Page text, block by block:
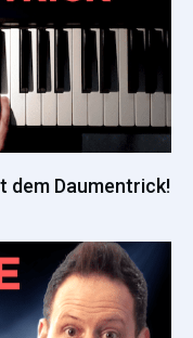
dem Daumentrick!